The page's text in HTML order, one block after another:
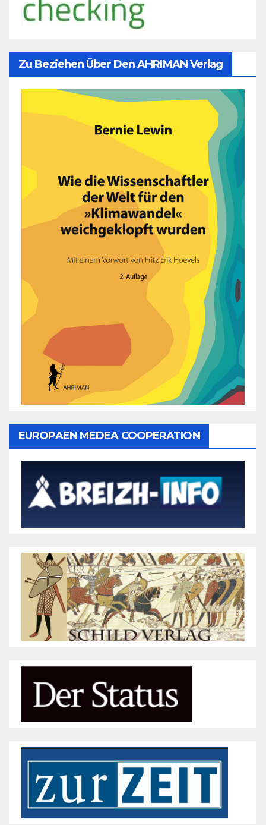
Zu Beziehen Über Den AHRIMAN Verlag
EUROPAEN MEDEA COOPERATION